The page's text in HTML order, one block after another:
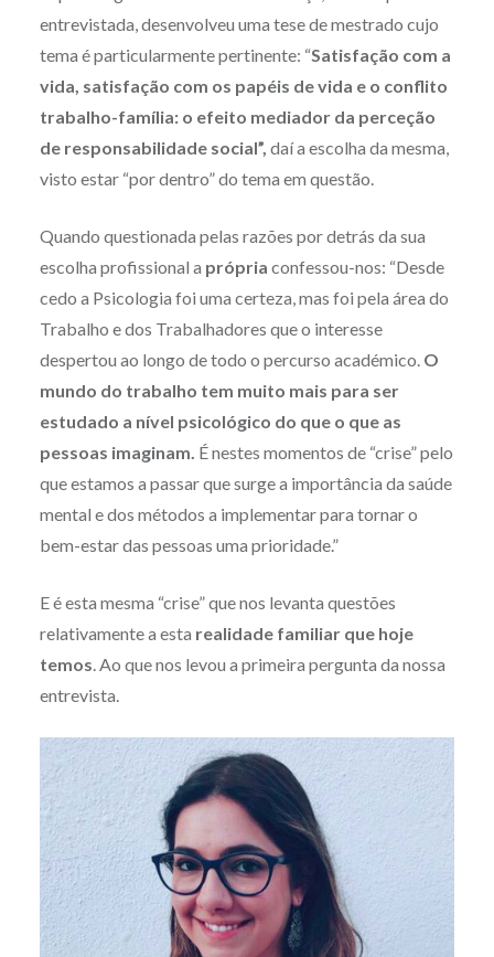
entrevistada, desenvolveu uma tese de mestrado cujo
tema é particularmente pertinente: “Satisfação com a
vida, satisfação com os papéis de vida e o conflito
trabalho-família: o efeito mediador da perceção
de responsabilidade social”, daí a escolha da mesma,
visto estar “por dentro” do tema em questão.
Quando questionada pelas razões por detrás da sua
escolha profissional a própria confessou-nos: “Desde
cedo a Psicologia foi uma certeza, mas foi pela área do
Trabalho e dos Trabalhadores que o interesse
despertou ao longo de todo o percurso académico. O
mundo do trabalho tem muito mais para ser
estudado a nível psicológico do que o que as
pessoas imaginam. É nestes momentos de “crise” pelo
que estamos a passar que surge a importância da saúde
mental e dos métodos a implementar para tornar o
bem-estar das pessoas uma prioridade.”
E é esta mesma “crise” que nos levanta questões
relativamente a esta realidade familiar que hoje
temos. Ao que nos levou a primeira pergunta da nossa
entrevista.